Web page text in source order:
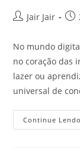
Jair Jair
No mundo
no coração das
lazer ou
universal de
Continue Lendo